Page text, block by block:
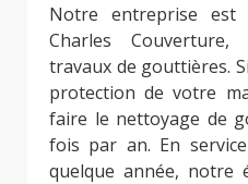
Notre entreprise
Charles
travaux de gouttières.
protection de votre
faire le nettoyage de
fois par an. En
quelque année, notre